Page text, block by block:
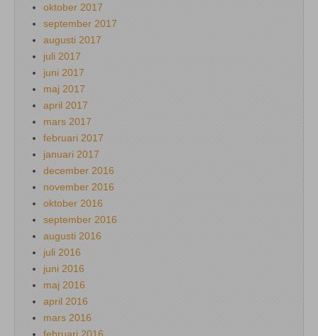
oktober 2017
september 2017
augusti 2017
juli 2017
juni 2017
maj 2017
april 2017
mars 2017
februari 2017
januari 2017
december 2016
november 2016
oktober 2016
september 2016
augusti 2016
juli 2016
juni 2016
maj 2016
april 2016
mars 2016